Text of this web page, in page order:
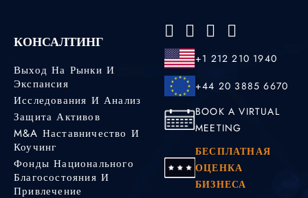
КОНСАЛТИНГ
Выход На Рынки И
Экспансия
Исследования И Анализ
Защита Активов
M&A Наставничество И
Коучинг
Фонды Национального
Благосостояния И
Привлечение
+1 212 210 1940
+44 20 3885 6670
BOOK A VIRTUAL
MEETING
БЕСПЛАТНАЯ
ОЦЕНКА
БИЗНЕСА